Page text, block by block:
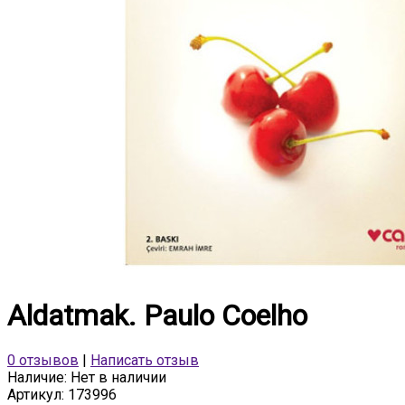
Aldatmak. Paulo Coelho
0 отзывов
Написать отзыв
Наличие: Нет в наличии
Артикул: 173996